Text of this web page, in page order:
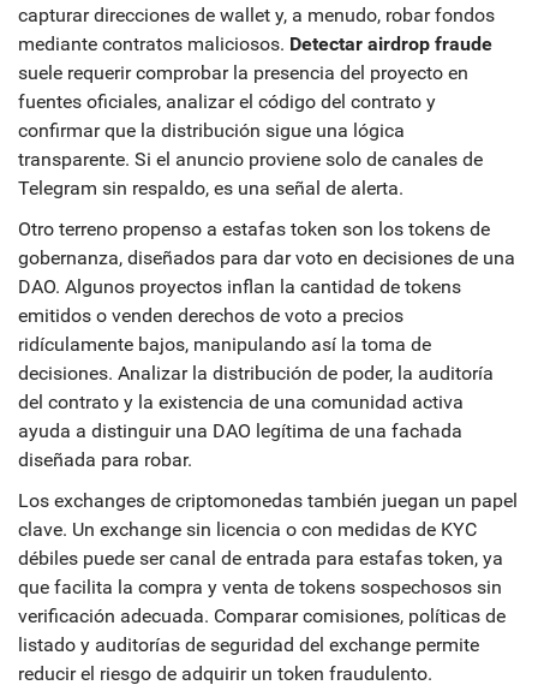
capturar direcciones de wallet y, a menudo, robar fondos
mediante contratos maliciosos. Detectar airdrop fraude
suele requerir comprobar la presencia del proyecto en
fuentes oficiales, analizar el código del contrato y
confirmar que la distribución sigue una lógica
transparente. Si el anuncio proviene solo de canales de
Telegram sin respaldo, es una señal de alerta.
Otro terreno propenso a estafas token son los tokens de
gobernanza, diseñados para dar voto en decisiones de una
DAO. Algunos proyectos inflan la cantidad de tokens
emitidos o venden derechos de voto a precios
ridículamente bajos, manipulando así la toma de
decisiones. Analizar la distribución de poder, la auditoría
del contrato y la existencia de una comunidad activa
ayuda a distinguir una DAO legítima de una fachada
diseñada para robar.
Los exchanges de criptomonedas también juegan un papel
clave. Un exchange sin licencia o con medidas de KYC
débiles puede ser canal de entrada para estafas token, ya
que facilita la compra y venta de tokens sospechosos sin
verificación adecuada. Comparar comisiones, políticas de
listado y auditorías de seguridad del exchange permite
reducir el riesgo de adquirir un token fraudulento.